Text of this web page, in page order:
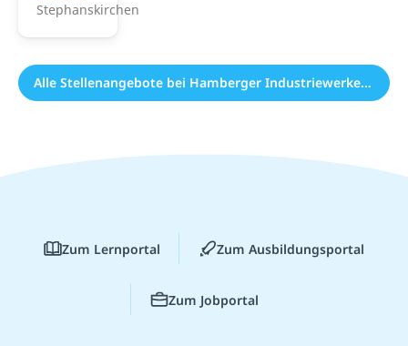
Stephanskirchen
Alle Stellenangebote bei Hamberger Industriewerke (1)
Zum Lernportal Zum Ausbildungsportal
Zum Jobportal